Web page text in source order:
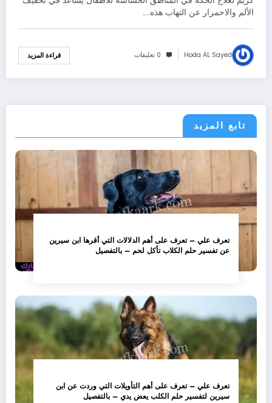
الألم والاحمرار عن التهاب هذه…
Hoda AL Sayed 0 تعليقات قراءة المزيد
تابع المزيد
تعرف علي – تعرف على أهم الدلالات التي أقرها ابن سيرين
عن تفسير حلم الكلاب تأكل لحم – بالتفصيل
تعرف علي – تعرف على أهم التأويلات التي وردت عن ابن
سيرين لتفسير حلم الكلب يعض يدي – بالتفصيل